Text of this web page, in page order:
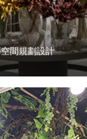
間規劃設計